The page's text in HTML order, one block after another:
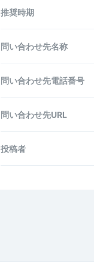
推奨時期
問い合わせ先名称
問い合わせ先電話番号
問い合わせ先URL
投稿者